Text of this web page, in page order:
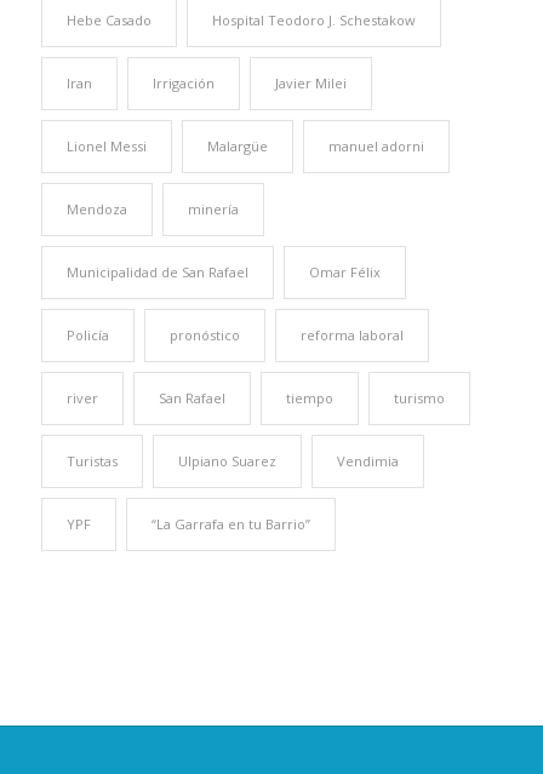
Hebe Casado Hospital Teodoro J. Schestakow
Iran Irrigación Javier Milei
Lionel Messi Malargüe manuel adorni
Mendoza minería
Municipalidad de San Rafael Omar Félix
Policía pronóstico reforma laboral
river San Rafael tiempo turismo
Turistas Ulpiano Suarez Vendimia
YPF “La Garrafa en tu Barrio”